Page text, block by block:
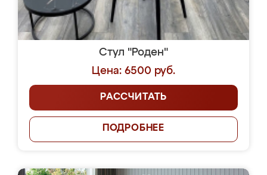
Стул "Роден"
Цена: 6500 руб.
РАССЧИТАТЬ
ПОДРОБНЕЕ